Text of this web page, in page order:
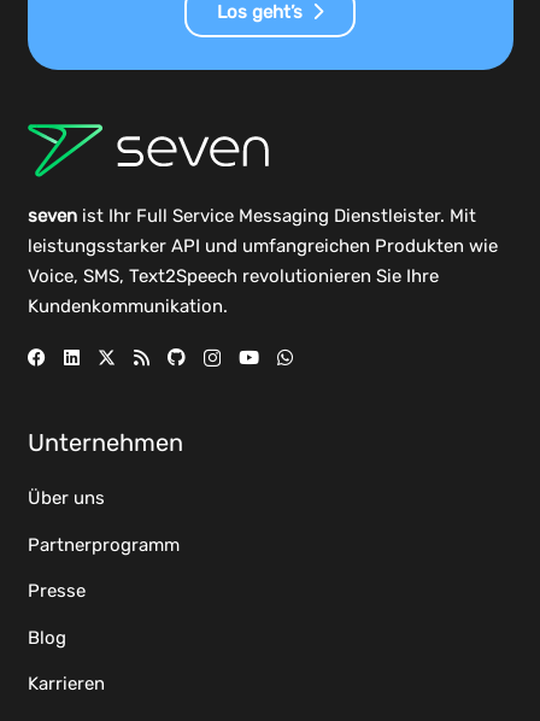
Los geht’s
sevenist Ihr Full Service Messaging Dienstleister. Mit
leistungsstarker API und umfangreichen Produkten wie
Voice, SMS, Text2Speech revolutionieren Sie Ihre
Kundenkommunikation.
Unternehmen
Über uns
Partnerprogramm
Presse
Blog
Karrieren